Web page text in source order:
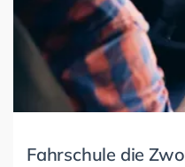
Fahrschule die Zwo